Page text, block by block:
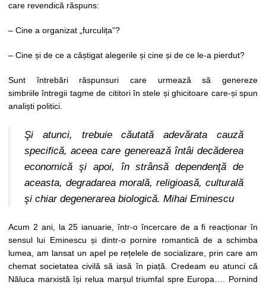
care revendică răspuns:
– Cine a organizat „furculița”?
– Cine și de ce a câștigat alegerile și cine și de ce le-a pierdut?
Sunt întrebări răspunsuri care urmează să genereze
simbriile întregii tagme de cititori în stele și ghicitoare care-și spun
analiști politici.
Şi atunci, trebuie căutată adevărata cauză
specifică, aceea care generează întâi decăderea
economică şi apoi, în strânsă dependenţă de
aceasta, degradarea morală, religioasă, culturală
şi chiar degenerarea biologică. Mihai Eminescu
Acum 2 ani, la 25 ianuarie, într-o încercare de a fi reacționar în
sensul lui Eminescu și dintr-o pornire romantică de a schimba
lumea, am lansat un apel pe rețelele de socializare, prin care am
chemat societatea civilă să iasă în piață. Credeam eu atunci că
Năluca marxistă își relua marșul triumfal spre Europa…. Pornind